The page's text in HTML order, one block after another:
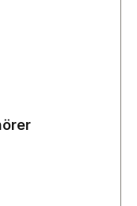
3 von 5 Sternen